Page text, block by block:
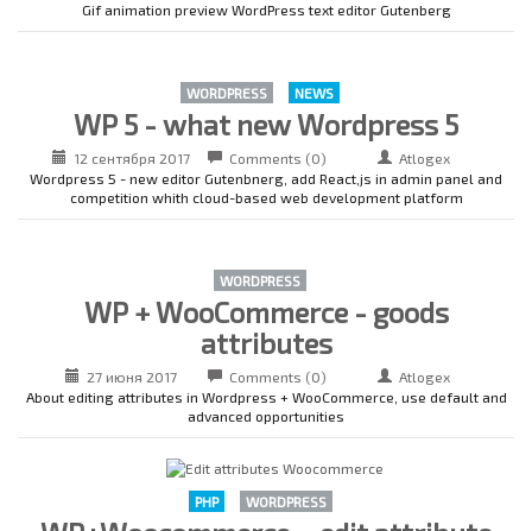
Gif animation preview WordPress text editor Gutenberg
WORDPRESS NEWS
WP 5 - what new Wordpress 5
12 сентября 2017 Comments (0)
Atlogex
Wordpress 5 - new editor Gutenbnerg, add React,js in admin panel and
competition whith cloud-based web development platform
WORDPRESS
WP + WooCommerce - goods
attributes
27 июня 2017 Comments (0)
Atlogex
About editing attributes in Wordpress + WooCommerce, use default and
advanced opportunities
PHP WORDPRESS